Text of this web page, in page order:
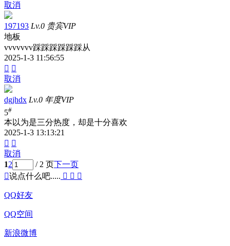
取消
197193 Lv.0 贵宾VIP
地板
vvvvvvv踩踩踩踩踩踩从
2025-1-3 11:56:55
 
取消
dgjhdx Lv.0 年度VIP
5#
本以为是三分热度，却是十分喜欢
2025-1-3 13:13:21
 
取消
12 / 2 页下一页
说点什么吧.....   
QQ好友
QQ空间
新浪微博